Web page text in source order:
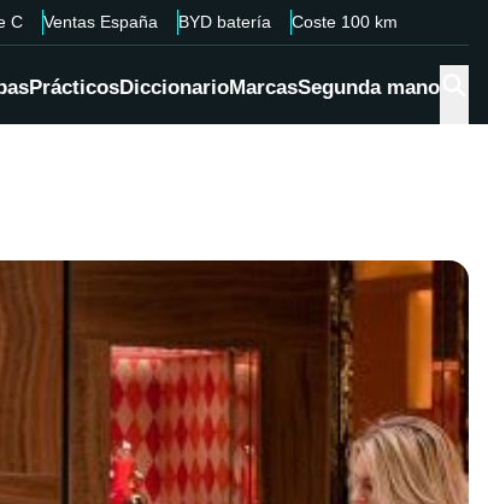
C Ventas España BYD batería Coste 100 km
PrácticosDiccionarioMarcasSegunda mano